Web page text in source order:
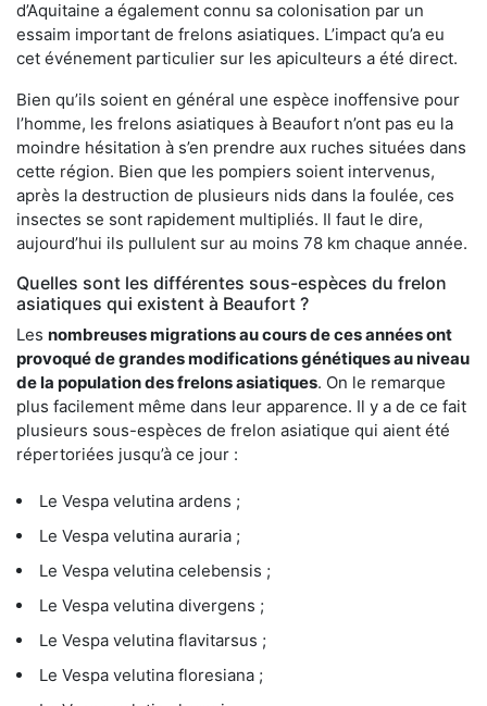
d’Aquitaine a également connu sa colonisation par un
essaim important de frelons asiatiques. L’impact qu’a eu
cet événement particulier sur les apiculteurs a été direct.
Bien qu’ils soient en général une espèce inoffensive pour
l’homme, les frelons asiatiques à Beaufort n’ont pas eu la
moindre hésitation à s’en prendre aux ruches situées dans
cette région. Bien que les pompiers soient intervenus,
après la destruction de plusieurs nids dans la foulée, ces
insectes se sont rapidement multipliés. Il faut le dire,
aujourd’hui ils pullulent sur au moins 78 km chaque année.
Quelles sont les différentes sous-espèces du frelon
asiatiques qui existent à Beaufort ?
Les nombreuses migrations au cours de ces années ont
provoqué de grandes modifications génétiques au niveau
de la population des frelons asiatiques. On le remarque
plus facilement même dans leur apparence. Il y a de ce fait
plusieurs sous-espèces de frelon asiatique qui aient été
répertoriées jusqu’à ce jour :
Le Vespa velutina ardens ;
Le Vespa velutina auraria ;
Le Vespa velutina celebensis ;
Le Vespa velutina divergens ;
Le Vespa velutina flavitarsus ;
Le Vespa velutina floresiana ;